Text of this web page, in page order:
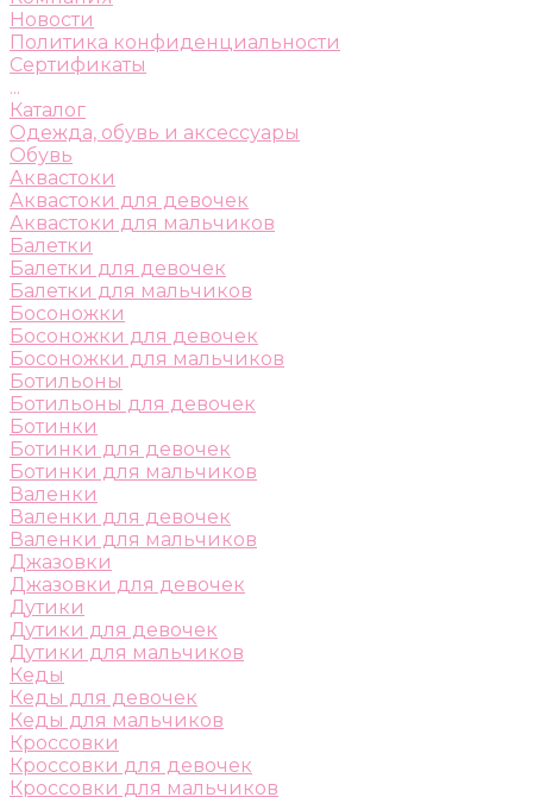
Новости
Политика конфиденциальности
Сертификаты
...
Каталог
Одежда, обувь и аксессуары
Обувь
Аквастоки
Аквастоки для девочек
Аквастоки для мальчиков
Балетки
Балетки для девочек
Балетки для мальчиков
Босоножки
Босоножки для девочек
Босоножки для мальчиков
Ботильоны
Ботильоны для девочек
Ботинки
Ботинки для девочек
Ботинки для мальчиков
Валенки
Валенки для девочек
Валенки для мальчиков
Джазовки
Джазовки для девочек
Дутики
Дутики для девочек
Дутики для мальчиков
Кеды
Кеды для девочек
Кеды для мальчиков
Кроссовки
Кроссовки для девочек
Кроссовки для мальчиков